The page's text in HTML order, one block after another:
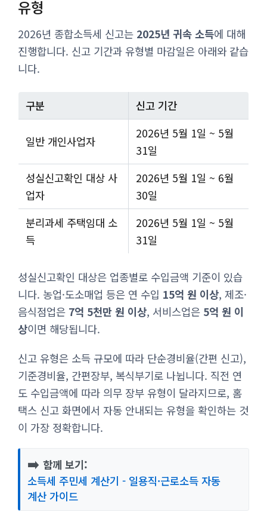
유형
2026년 종합소득세 신고는 2025년 귀속 소득에 대해
진행합니다. 신고 기간과 유형별 마감일은 아래와 같습
니다.
구분 신고 기간
일반 개인사업자
2026년 5월 1일 ~ 5월
31일
성실신고확인 대상 사
업자
2026년 5월 1일 ~ 6월
30일
분리과세 주택임대 소
득
2026년 5월 1일 ~ 5월
31일
성실신고확인 대상은 업종별로 수입금액 기준이 있습
니다. 농업·도소매업 등은 연 수입 15억 원 이상, 제조·
음식점업은 7억 5천만 원 이상, 서비스업은 5억 원 이
상이면 해당됩니다.
신고 유형은 소득 규모에 따라 단순경비율(간편 신고),
기준경비율, 간편장부, 복식부기로 나뉩니다. 직전 연
도 수입금액에 따라 의무 장부 유형이 달라지므로, 홈
택스 신고 화면에서 자동 안내되는 유형을 확인하는 것
이 가장 정확합니다.
➡️ 함께 보기:
소득세 주민세 계산기 - 일용직·근로소득 자동
계산 가이드